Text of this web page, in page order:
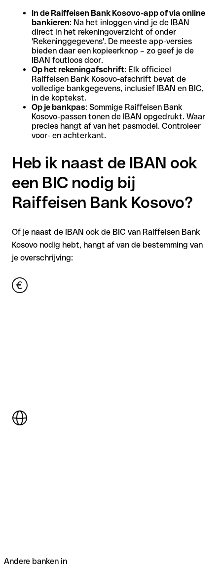
In de Raiffeisen Bank Kosovo-app of via online
bankieren: Na het inloggen vind je de IBAN
direct in het rekeningoverzicht of onder
'Rekeninggegevens'. De meeste app-versies
bieden daar een kopieerknop – zo geef je de
IBAN foutloos door.
Op het rekeningafschrift: Elk officieel
Raiffeisen Bank Kosovo-afschrift bevat de
volledige bankgegevens, inclusief IBAN en BIC,
in de koptekst.
Op je bankpas: Sommige Raiffeisen Bank
Kosovo-passen tonen de IBAN opgedrukt. Waar
precies hangt af van het pasmodel. Controleer
voor- en achterkant.
Heb ik naast de IBAN ook
een BIC nodig bij
Raiffeisen Bank Kosovo?
Of je naast de IBAN ook de BIC van Raiffeisen Bank
Kosovo nodig hebt, hangt af van de bestemming van
je overschrijving:
Andere banken in